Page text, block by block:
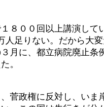
００回以上講演して
足りない。だから大
に、都立病院廃止条
。
政権に反対し、いま